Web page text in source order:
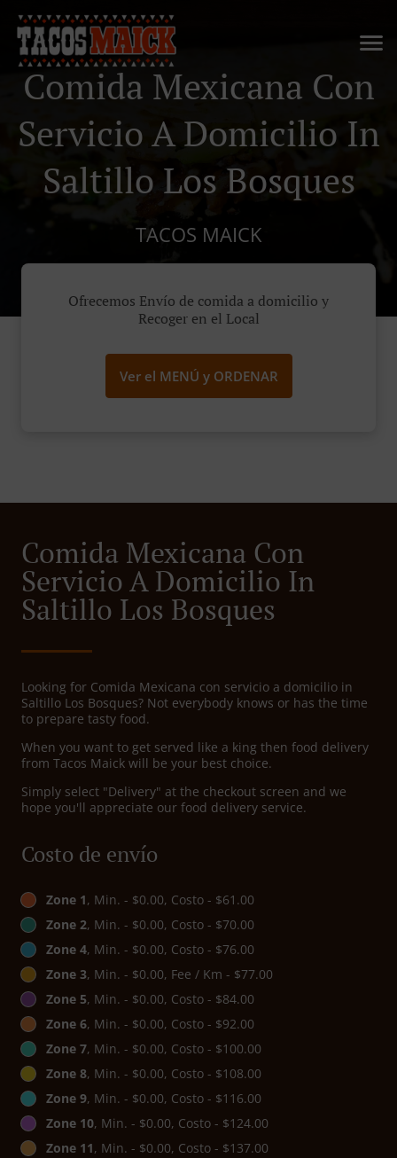
Comida Mexicana Con
Servicio A Domicilio In
Saltillo Los Bosques
TACOS MAICK
Ofrecemos Envío de comida a domicilio y
Recoger en el Local
Ver el MENÚ y ORDENAR
Comida Mexicana Con
Servicio A Domicilio In
Saltillo Los Bosques
Looking for Comida Mexicana con servicio a domicilio in
Saltillo Los Bosques? Not everybody knows or has the time
to prepare tasty food.
When you want to get served like a king then food delivery
from Tacos Maick will be your best choice.
Simply select "Delivery" at the checkout screen and we
hope you'll appreciate our food delivery service.
Costo de envío
Zone 1, Min. - $0.00, Costo - $61.00
Zone 2, Min. - $0.00, Costo - $70.00
Zone 4, Min. - $0.00, Costo - $76.00
Zone 3, Min. - $0.00, Fee / Km - $77.00
Zone 5, Min. - $0.00, Costo - $84.00
Zone 6, Min. - $0.00, Costo - $92.00
Zone 7, Min. - $0.00, Costo - $100.00
Zone 8, Min. - $0.00, Costo - $108.00
Zone 9, Min. - $0.00, Costo - $116.00
Zone 10, Min. - $0.00, Costo - $124.00
Zone 11, Min. - $0.00, Costo - $137.00